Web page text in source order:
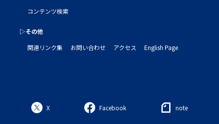
コンテンツ検索
▷その他
関連リンク集
お問い合わせ アクセス English Page
X Facebook note